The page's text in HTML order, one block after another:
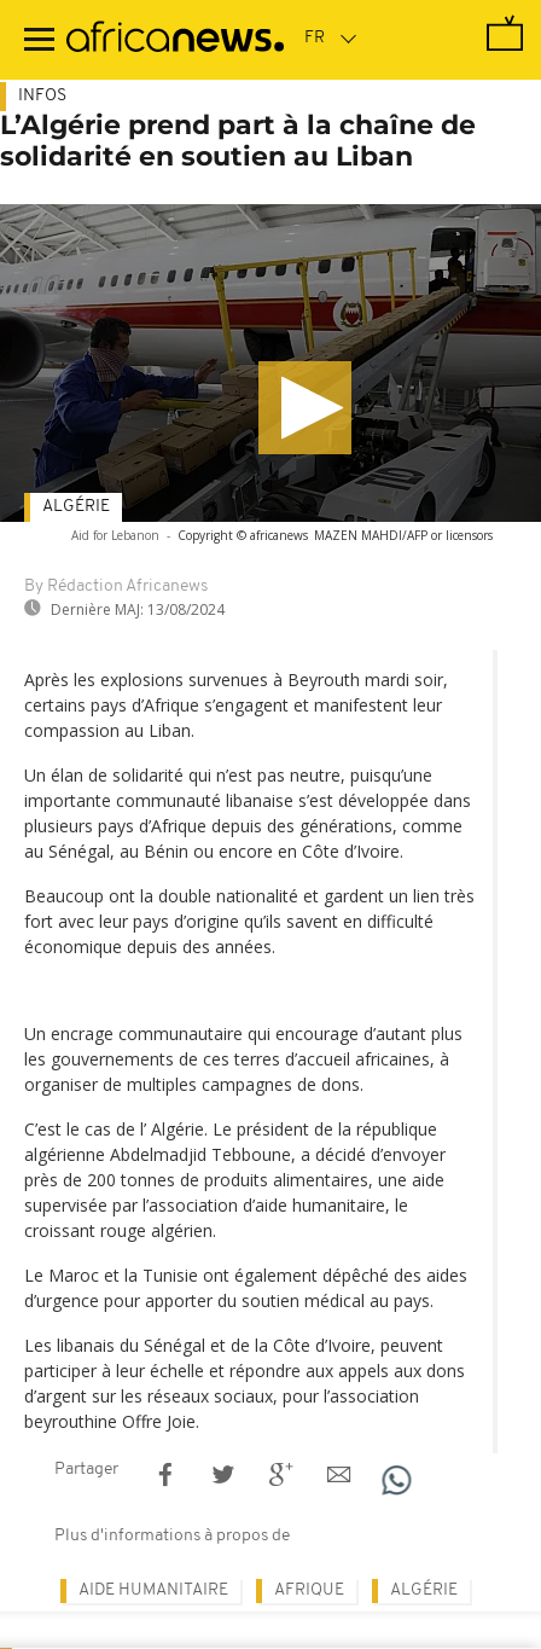
contenu
INFOS
L’Algérie prend part à la chaîne de
solidarité en soutien au Liban
Aid for Lebanon - Copyright © africanews MAZEN MAHDI/AFP or licensors
By Rédaction Africanews
Dernière MAJ: 13/08/2024
ALGÉRIE
Après les explosions survenues à Beyrouth mardi soir,
certains pays d’Afrique s’engagent et manifestent leur
compassion au Liban.
Un élan de solidarité qui n’est pas neutre, puisqu’une
importante communauté libanaise s’est développée dans
plusieurs pays d’Afrique depuis des générations, comme
au Sénégal, au Bénin ou encore en Côte d’Ivoire.
Beaucoup ont la double nationalité et gardent un lien très
fort avec leur pays d’origine qu’ils savent en difficulté
économique depuis des années.
Un encrage communautaire qui encourage d’autant plus
les gouvernements de ces terres d’accueil africaines, à
organiser de multiples campagnes de dons.
C’est le cas de l’ Algérie. Le président de la république
algérienne Abdelmadjid Tebboune, a décidé d’envoyer
près de 200 tonnes de produits alimentaires, une aide
supervisée par l’association d’aide humanitaire, le
croissant rouge algérien.
Le Maroc et la Tunisie ont également dépêché des aides
d’urgence pour apporter du soutien médical au pays.
Les libanais du Sénégal et de la Côte d’Ivoire, peuvent
participer à leur échelle et répondre aux appels aux dons
d’argent sur les réseaux sociaux, pour l’association
beyrouthine Offre Joie.
Partager
Plus d'informations à propos de
AIDE HUMANITAIRE AFRIQUE ALGÉRIE